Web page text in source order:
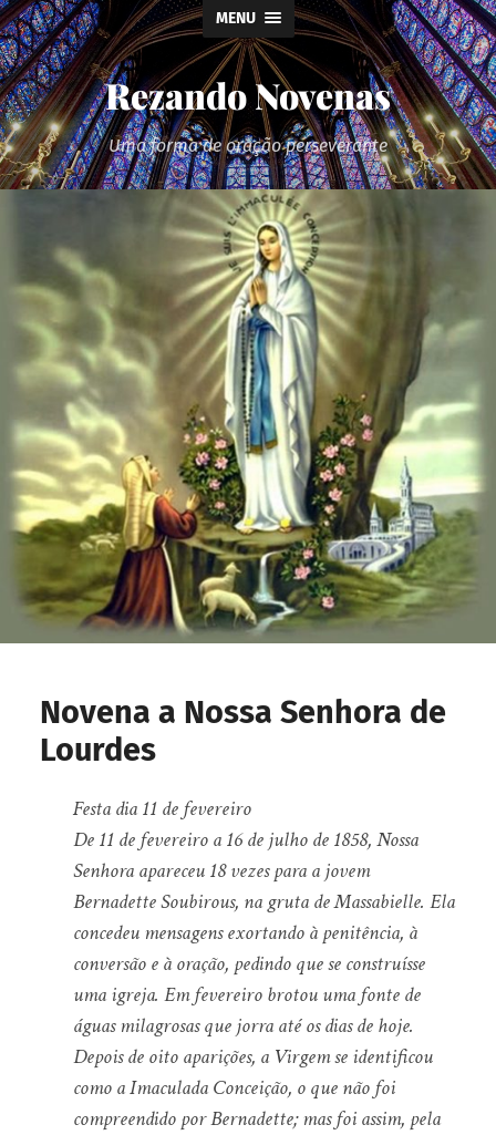
MENU
Rezando Novenas
Uma forma de oração perseverante
Novena a Nossa Senhora de
Lourdes
Festa dia 11 de fevereiro
De 11 de fevereiro a 16 de julho de 1858, Nossa
Senhora apareceu 18 vezes para a jovem
Bernadette Soubirous, na gruta de Massabielle. Ela
concedeu mensagens exortando à penitência, à
conversão e à oração, pedindo que se construísse
uma igreja. Em fevereiro brotou uma fonte de
águas milagrosas que jorra até os dias de hoje.
Depois de oito aparições, a Virgem se identificou
como a Imaculada Conceição, o que não foi
compreendido por Bernadette; mas foi assim, pela